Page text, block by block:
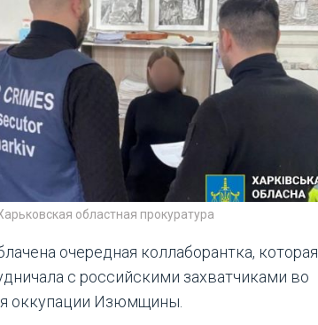
областная прокуратура
очередная коллаборантка, которая
с российскими захватчиками во
оккупации Изюмщины.